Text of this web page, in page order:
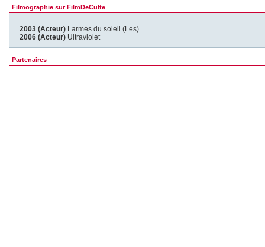
Filmographie sur FilmDeCulte
2003 (Acteur) Larmes du soleil (Les)
2006 (Acteur) Ultraviolet
Partenaires